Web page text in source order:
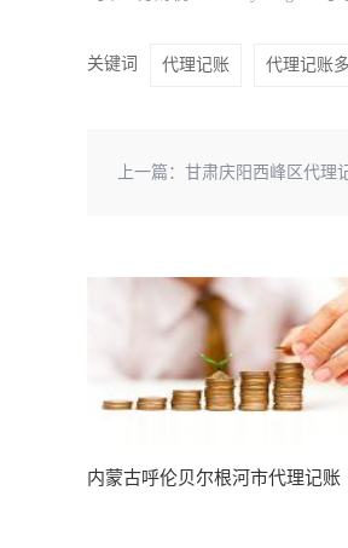
关键词 代理记账 代理记账
上一篇： 甘肃庆阳西峰区代理
内蒙古呼伦贝尔根河市代理记账